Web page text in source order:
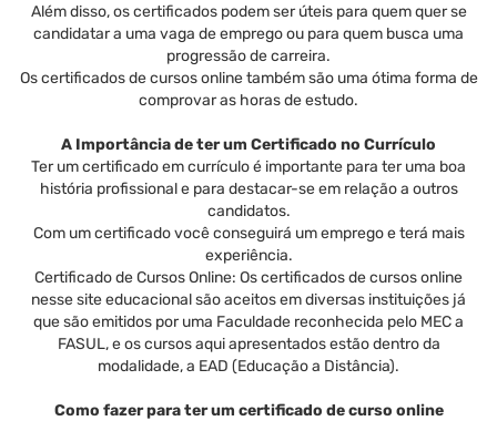
Além disso, os certificados podem ser úteis para quem quer se
candidatar a uma vaga de emprego ou para quem busca uma
progressão de carreira.
Os certificados de cursos online também são uma ótima forma de
comprovar as horas de estudo.
A Importância de ter um Certificado no Currículo
Ter um certificado em currículo é importante para ter uma boa
história profissional e para destacar-se em relação a outros
candidatos.
Com um certificado você conseguirá um emprego e terá mais
experiência.
Certificado de Cursos Online: Os certificados de cursos online
nesse site educacional são aceitos em diversas instituições já
que são emitidos por uma Faculdade reconhecida pelo MEC a
FASUL, e os cursos aqui apresentados estão dentro da
modalidade, a EAD (Educação a Distância).
Como fazer para ter um certificado de curso online